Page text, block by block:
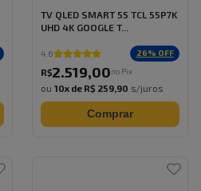
TV QLED SMART 55 TCL 55P7K
UHD 4K GOOGLE T...
4.6 26% OFF
R$2.519,00no Pix
ou 10x de R$ 259,90 s/juros
Comprar